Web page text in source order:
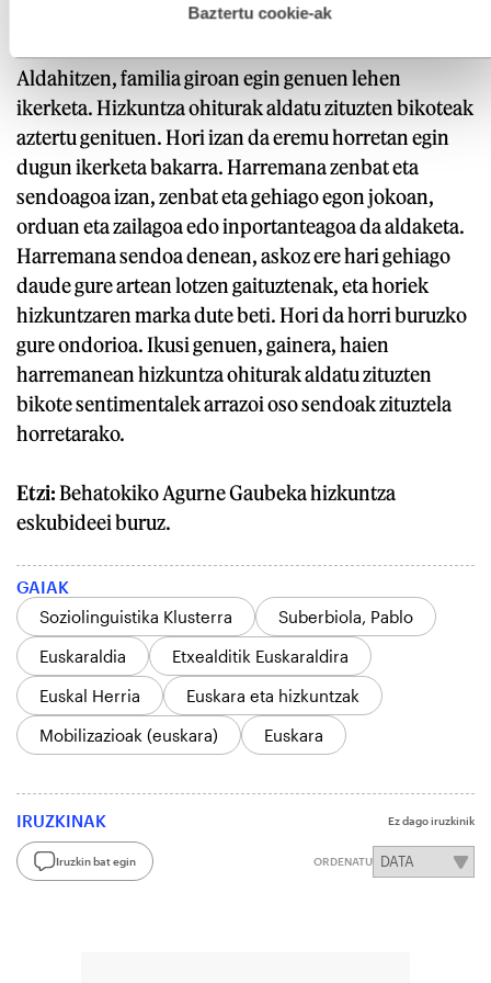
esplizitua ematen diguzu.Gehiago irakurri
Baztertu cookie-ak
Aldahitzen, familia giroan egin genuen lehen
ikerketa. Hizkuntza ohiturak aldatu zituzten bikoteak
aztertu genituen. Hori izan da eremu horretan egin
dugun ikerketa bakarra. Harremana zenbat eta
sendoagoa izan, zenbat eta gehiago egon jokoan,
orduan eta zailagoa edo inportanteagoa da aldaketa.
Harremana sendoa denean, askoz ere hari gehiago
daude gure artean lotzen gaituztenak, eta horiek
hizkuntzaren marka dute beti. Hori da horri buruzko
gure ondorioa. Ikusi genuen, gainera, haien
harremanean hizkuntza ohiturak aldatu zituzten
bikote sentimentalek arrazoi oso sendoak zituztela
horretarako.
Etzi:Behatokiko Agurne Gaubeka hizkuntza
eskubideei buruz.
GAIAK
Soziolinguistika Klusterra
Suberbiola, Pablo
Euskaraldia
Etxealditik Euskaraldira
Euskal Herria
Euskara eta hizkuntzak
Mobilizazioak (euskara)
Euskara
IRUZKINAK Ez dago iruzkinik
Iruzkin bat egin ORDENATU